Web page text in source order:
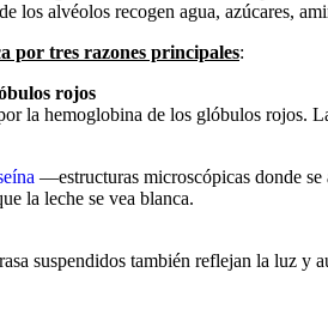
los alvéolos recogen agua, azúcares,
por tres razones principales:
rojos
la hemoglobina de los glóbulos rojos.
—estructuras microscópicas donde
la leche se vea blanca.
suspendidos también reflejan la luz y